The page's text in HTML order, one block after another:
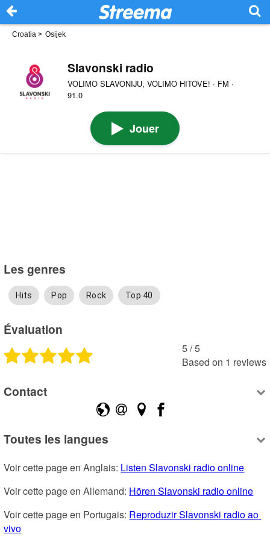
Croatia > Osijek
Slavonski radio
VOLIMO SLAVONIJU, VOLIMO HITOVE! · FM ·
91.0
Jouer
Les genres
Hits Pop Rock Top 40
Évaluation
5 /5
Based on 1 reviews
Contact
Toutes les langues
Voir cette page en Anglais: Listen Slavonski radio online
Voir cette page en Allemand: Hören Slavonski radio online
Voir cette page en Portugais: Reproduzir Slavonski radio ao
vivo